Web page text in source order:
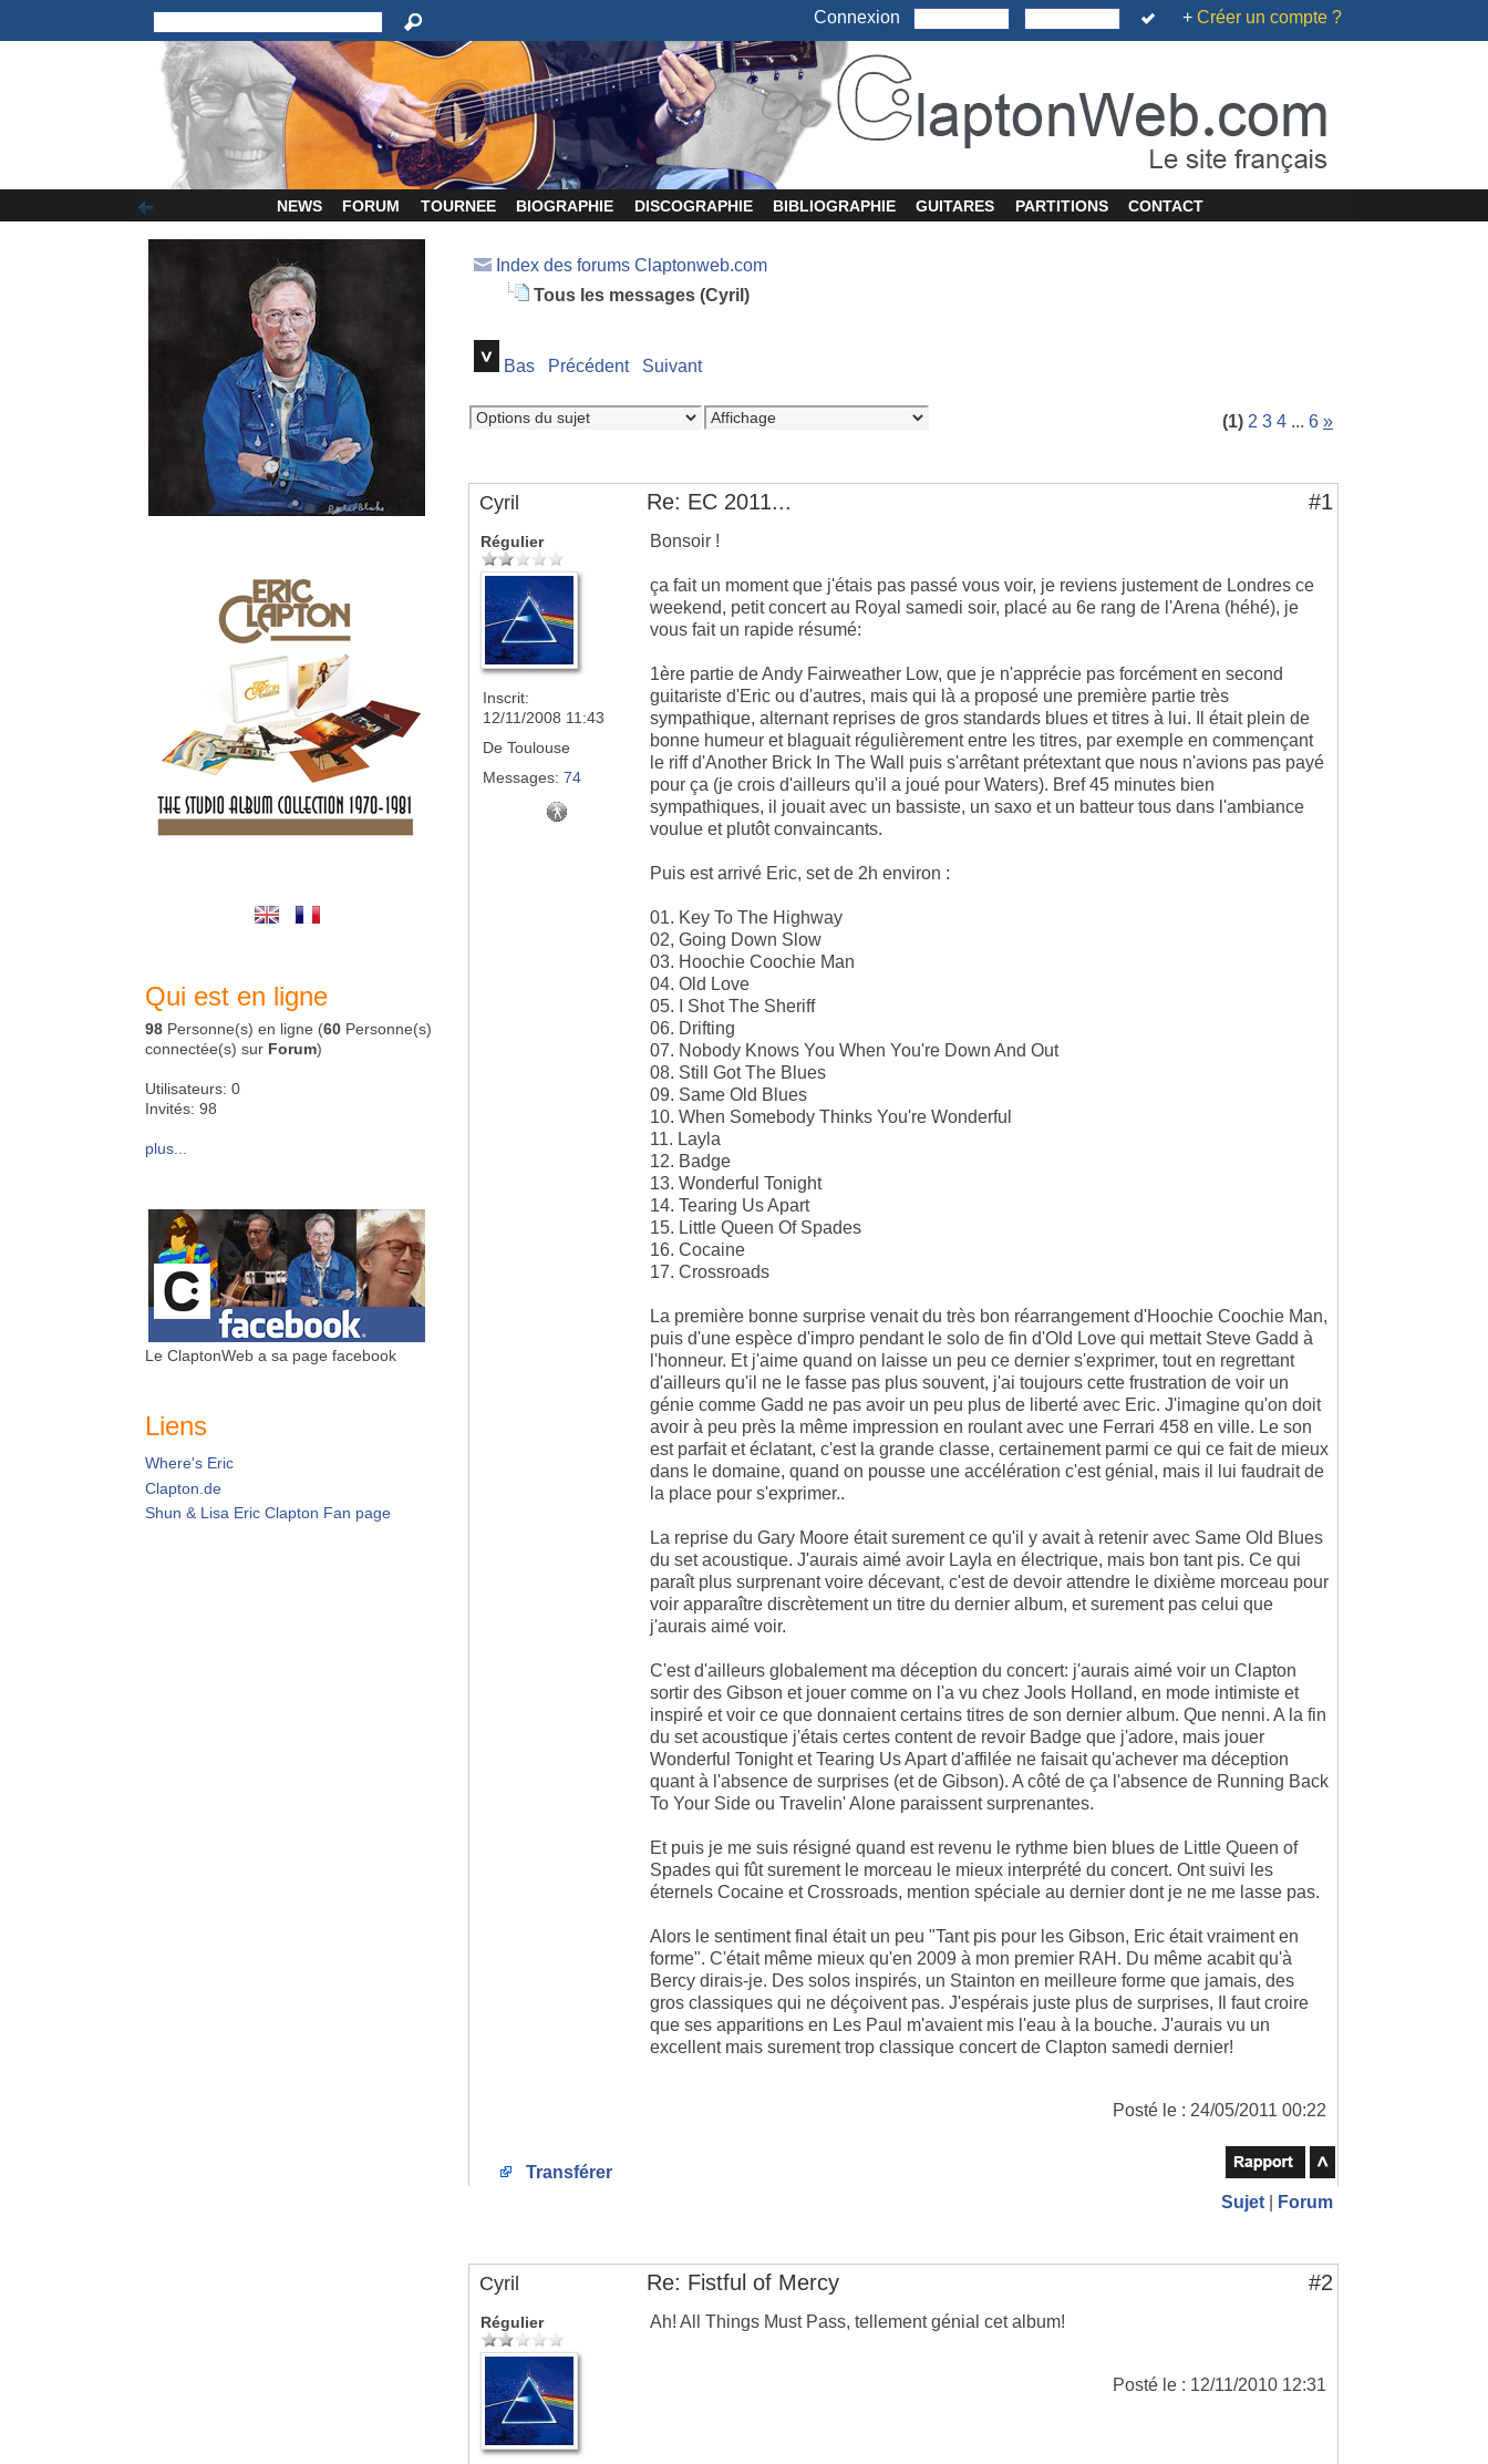
Connexion + Créer un compte ?
NEWS FORUM TOURNEE BIOGRAPHIE DISCOGRAPHIE BIBLIOGRAPHIE GUITARES PARTITIONS CONTACT
Qui est en ligne
98 Personne(s) en ligne (60 Personne(s)
connectée(s) sur Forum)
Utilisateurs: 0
Invités: 98
plus...
Le ClaptonWeb a sa page facebook
Liens
Where's Eric
Clapton.de
Shun & Lisa Eric Clapton Fan page
Index des forums Claptonweb.com
Tous les messages (Cyril)
Bas Précédent Suivant
(1) 2 3 4 ... 6 »
Cyril Re: EC 2011... #1
Régulier
Inscrit:
12/11/2008 11:43
De Toulouse
Messages: 74
Bonsoir !
ça fait un moment que j'étais pas passé vous voir, je reviens justement de Londres ce
weekend, petit concert au Royal samedi soir, placé au 6e rang de l'Arena (héhé), je
vous fait un rapide résumé:
1ère partie de Andy Fairweather Low, que je n'apprécie pas forcément en second
guitariste d'Eric ou d'autres, mais qui là a proposé une première partie très
sympathique, alternant reprises de gros standards blues et titres à lui. Il était plein de
bonne humeur et blaguait régulièrement entre les titres, par exemple en commençant
le riff d'Another Brick In The Wall puis s'arrêtant prétextant que nous n'avions pas payé
pour ça (je crois d'ailleurs qu'il a joué pour Waters). Bref 45 minutes bien
sympathiques, il jouait avec un bassiste, un saxo et un batteur tous dans l'ambiance
voulue et plutôt convaincants.
Puis est arrivé Eric, set de 2h environ :
01. Key To The Highway
02, Going Down Slow
03. Hoochie Coochie Man
04. Old Love
05. I Shot The Sheriff
06. Drifting
07. Nobody Knows You When You're Down And Out
08. Still Got The Blues
09. Same Old Blues
10. When Somebody Thinks You're Wonderful
11. Layla
12. Badge
13. Wonderful Tonight
14. Tearing Us Apart
15. Little Queen Of Spades
16. Cocaine
17. Crossroads
La première bonne surprise venait du très bon réarrangement d'Hoochie Coochie Man,
puis d'une espèce d'impro pendant le solo de fin d'Old Love qui mettait Steve Gadd à
l'honneur. Et j'aime quand on laisse un peu ce dernier s'exprimer, tout en regrettant
d'ailleurs qu'il ne le fasse pas plus souvent, j'ai toujours cette frustration de voir un
génie comme Gadd ne pas avoir un peu plus de liberté avec Eric. J'imagine qu'on doit
avoir à peu près la même impression en roulant avec une Ferrari 458 en ville. Le son
est parfait et éclatant, c'est la grande classe, certainement parmi ce qui ce fait de mieux
dans le domaine, quand on pousse une accélération c'est génial, mais il lui faudrait de
la place pour s'exprimer..
La reprise du Gary Moore était surement ce qu'il y avait à retenir avec Same Old Blues
du set acoustique. J'aurais aimé avoir Layla en électrique, mais bon tant pis. Ce qui
paraît plus surprenant voire décevant, c'est de devoir attendre le dixième morceau pour
voir apparaître discrètement un titre du dernier album, et surement pas celui que
j'aurais aimé voir.
C'est d'ailleurs globalement ma déception du concert: j'aurais aimé voir un Clapton
sortir des Gibson et jouer comme on l'a vu chez Jools Holland, en mode intimiste et
inspiré et voir ce que donnaient certains titres de son dernier album. Que nenni. A la fin
du set acoustique j'étais certes content de revoir Badge que j'adore, mais jouer
Wonderful Tonight et Tearing Us Apart d'affilée ne faisait qu'achever ma déception
quant à l'absence de surprises (et de Gibson). A côté de ça l'absence de Running Back
To Your Side ou Travelin' Alone paraissent surprenantes.
Et puis je me suis résigné quand est revenu le rythme bien blues de Little Queen of
Spades qui fût surement le morceau le mieux interprété du concert. Ont suivi les
éternels Cocaine et Crossroads, mention spéciale au dernier dont je ne me lasse pas.
Alors le sentiment final était un peu "Tant pis pour les Gibson, Eric était vraiment en
forme". C'était même mieux qu'en 2009 à mon premier RAH. Du même acabit qu'à
Bercy dirais-je. Des solos inspirés, un Stainton en meilleure forme que jamais, des
gros classiques qui ne déçoivent pas. J'espérais juste plus de surprises, Il faut croire
que ses apparitions en Les Paul m'avaient mis l'eau à la bouche. J'aurais vu un
excellent mais surement trop classique concert de Clapton samedi dernier!
Posté le : 24/05/2011 00:22
Transférer
Sujet
Forum
Cyril Re: Fistful of Mercy #2
Régulier Ah! All Things Must Pass, tellement génial cet album!
Posté le : 12/11/2010 12:31